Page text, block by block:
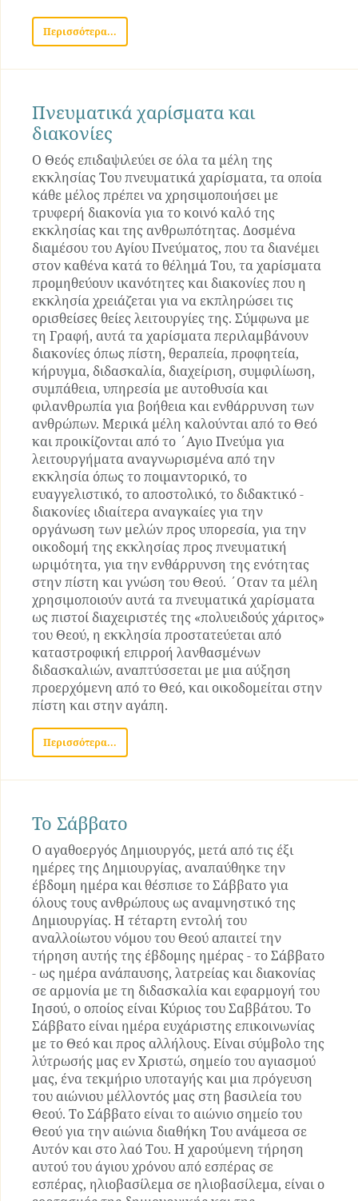
Περισσότερα...
Πνευματικά χαρίσματα και
διακονίες
Ο Θεός επιδαψιλεύει σε όλα τα μέλη της
εκκλησίας Του πνευματικά χαρίσματα, τα οποία
κάθε μέλος πρέπει να χρησιμοποιήσει με
τρυφερή διακονία για το κοινό καλό της
εκκλησίας και της ανθρωπότητας. Δοσμένα
διαμέσου του Αγίου Πνεύματος, που τα διανέμει
στον καθένα κατά το θέλημά Του, τα χαρίσματα
προμηθεύουν ικανότητες και διακονίες που η
εκκλησία χρειάζεται για να εκπληρώσει τις
ορισθείσες θείες λειτουργίες της. Σύμφωνα με
τη Γραφή, αυτά τα χαρίσματα περιλαμβάνουν
διακονίες όπως πίστη, θεραπεία, προφητεία,
κήρυγμα, διδασκαλία, διαχείριση, συμφιλίωση,
συμπάθεια, υπηρεσία με αυτοθυσία και
φιλανθρωπία για βοήθεια και ενθάρρυνση των
ανθρώπων. Μερικά μέλη καλούνται από το Θεό
και προικίζονται από το ΄Αγιο Πνεύμα για
λειτουργήματα αναγνωρισμένα από την
εκκλησία όπως το ποιμαντορικό, το
ευαγγελιστικό, το αποστολικό, το διδακτικό -
διακονίες ιδιαίτερα αναγκαίες για την
οργάνωση των μελών προς υπορεσία, για την
οικοδομή της εκκλησίας προς πνευματική
ωριμότητα, για την ενθάρρυνση της ενότητας
στην πίστη και γνώση του Θεού. ΄Οταν τα μέλη
χρησιμοποιούν αυτά τα πνευματικά χαρίσματα
ως πιστοί διαχειριστές της «πολυειδούς χάριτος»
του Θεού, η εκκλησία προστατεύεται από
καταστροφική επιρροή λανθασμένων
διδασκαλιών, αναπτύσσεται με μια αύξηση
προερχόμενη από το Θεό, και οικοδομείται στην
πίστη και στην αγάπη.
Περισσότερα...
Το Σάββατο
Ο αγαθοεργός Δημιουργός, μετά από τις έξι
ημέρες της Δημιουργίας, αναπαύθηκε την
έβδομη ημέρα και θέσπισε το Σάββατο για
όλους τους ανθρώπους ως αναμνηστικό της
Δημιουργίας. Η τέταρτη εντολή του
αναλλοίωτου νόμου του Θεού απαιτεί την
τήρηση αυτής της έβδομης ημέρας - το Σάββατο
- ως ημέρα ανάπαυσης, λατρείας και διακονίας
σε αρμονία με τη διδασκαλία και εφαρμογή του
Ιησού, ο οποίος είναι Κύριος του Σαββάτου. Το
Σάββατο είναι ημέρα ευχάριστης επικοινωνίας
με το Θεό και προς αλλήλους. Είναι σύμβολο της
λύτρωσής μας εν Χριστώ, σημείο του αγιασμού
μας, ένα τεκμήριο υποταγής και μια πρόγευση
του αιώνιου μέλλοντός μας στη βασιλεία του
Θεού. Το Σάββατο είναι το αιώνιο σημείο του
Θεού για την αιώνια διαθήκη Του ανάμεσα σε
Αυτόν και στο λαό Του. Η χαρούμενη τήρηση
αυτού του άγιου χρόνου από εσπέρας σε
εσπέρας, ηλιοβασίλεμα σε ηλιοβασίλεμα, είναι ο